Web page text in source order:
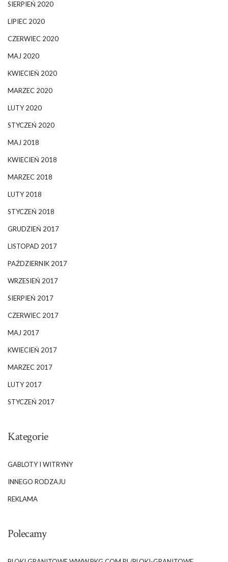
SIERPIEŃ 2020
LIPIEC 2020
CZERWIEC 2020
MAJ 2020
KWIECIEŃ 2020
MARZEC 2020
LUTY 2020
STYCZEŃ 2020
MAJ 2018
KWIECIEŃ 2018
MARZEC 2018
LUTY 2018
STYCZEŃ 2018
GRUDZIEŃ 2017
LISTOPAD 2017
PAŹDZIERNIK 2017
WRZESIEŃ 2017
SIERPIEŃ 2017
CZERWIEC 2017
MAJ 2017
KWIECIEŃ 2017
MARZEC 2017
LUTY 2017
STYCZEŃ 2017
Kategorie
GABLOTY I WITRYNY
INNEGO RODZAJU
REKLAMA
Polecamy